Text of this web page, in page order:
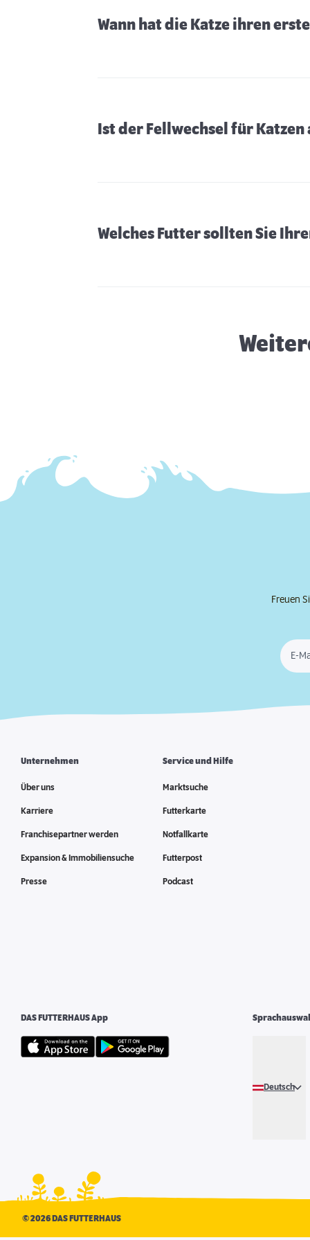
Wann hat die Katze ihren
Ist der Fellwechsel für
Welches Futter sollten Sie
Freuen
E-
Unternehmen
Über uns
Karriere
Franchisepartner werden
Expansion & Immobiliensuche
Presse
Service und Hilfe
Marktsuche
Futterkarte
Notfallkarte
Futterpost
Podcast
DAS FUTTERHAUS App
Deutsch
©2026 DAS FUTTERHAUS